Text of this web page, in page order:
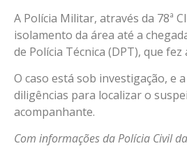
A Polícia Militar, através da 78ª
isolamento da área até a
de Polícia Técnica (DPT), que
O caso está sob investigação, e
diligências para localizar o
acompanhante.
Com informações da Polícia Civil